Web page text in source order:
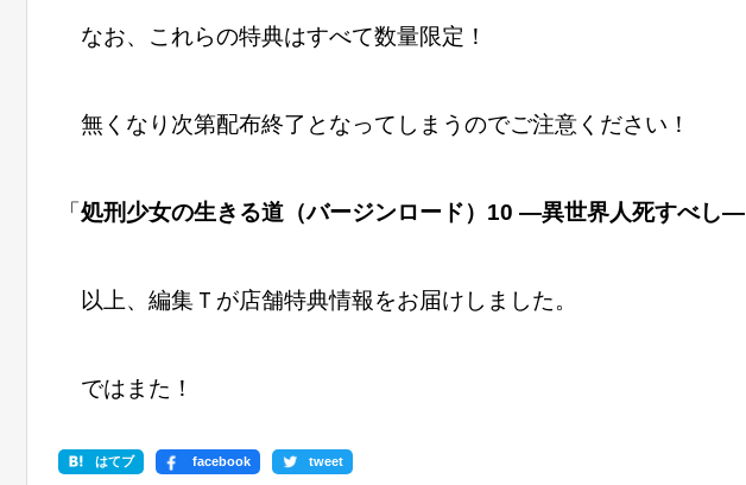
なお、これらの特典はすべて数量限定！
無くなり次第配布終了となってしまうのでご注意ください！
「 処刑少女の生きる道（バージンロード）10 ―異世界人死すべし―
以上、編集Ｔが店舗特典情報をお届けしました。
ではまた！
はてブ facebook tweet